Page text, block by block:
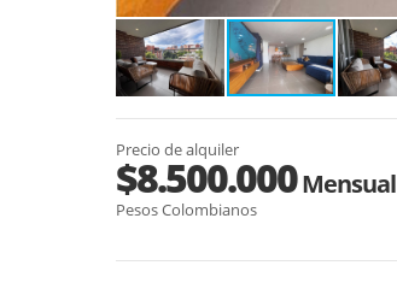
Precio de alquiler
$8.500.000Mensual
Pesos Colombianos